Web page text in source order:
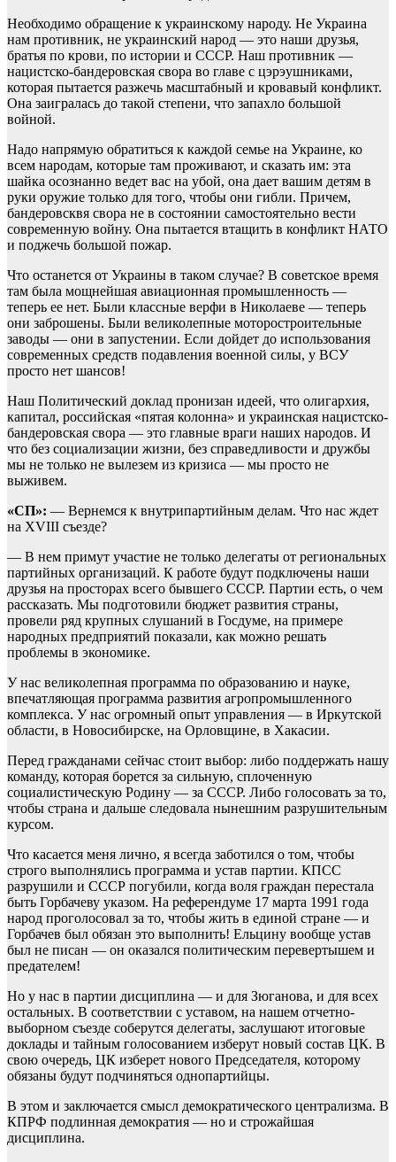
Необходимо обращение к украинскому народу. Не Украина
нам противник, не украинский народ — это наши друзья,
братья по крови, по истории и СССР. Наш противник —
нацистско-бандеровская свора во главе с цэрэушниками,
которая пытается разжечь масштабный и кровавый конфликт.
Она заигралась до такой степени, что запахло большой
войной.
Надо напрямую обратиться к каждой семье на Украине, ко
всем народам, которые там проживают, и сказать им: эта
шайка осознанно ведет вас на убой, она дает вашим детям в
руки оружие только для того, чтобы они гибли. Причем,
бандеровсквя свора не в состоянии самостоятельно вести
современную войну. Она пытается втащить в конфликт НАТО
и поджечь большой пожар.
Что останется от Украины в таком случае? В советское время
там была мощнейшая авиационная промышленность —
теперь ее нет. Были классные верфи в Николаеве — теперь
они заброшены. Были великолепные моторостроительные
заводы — они в запустении. Если дойдет до использования
современных средств подавления военной силы, у ВСУ
просто нет шансов!
Наш Политический доклад пронизан идеей, что олигархия,
капитал, российская «пятая колонна» и украинская нацистско-
бандеровская свора — это главные враги наших народов. И
что без социализации жизни, без справедливости и дружбы
мы не только не вылезем из кризиса — мы просто не
выживем.
«СП»: — Вернемся к внутрипартийным делам. Что нас ждет
на XVIII съезде?
— В нем примут участие не только делегаты от региональных
партийных организаций. К работе будут подключены наши
друзья на просторах всего бывшего СССР. Партии есть, о чем
рассказать. Мы подготовили бюджет развития страны,
провели ряд крупных слушаний в Госдуме, на примере
народных предприятий показали, как можно решать
проблемы в экономике.
У нас великолепная программа по образованию и науке,
впечатляющая программа развития агропромышленного
комплекса. У нас огромный опыт управления — в Иркутской
области, в Новосибирске, на Орловщине, в Хакасии.
Перед гражданами сейчас стоит выбор: либо поддержать нашу
команду, которая борется за сильную, сплоченную
социалистическую Родину — за СССР. Либо голосовать за то,
чтобы страна и дальше следовала нынешним разрушительным
курсом.
Что касается меня лично, я всегда заботился о том, чтобы
строго выполнялись программа и устав партии. КПСС
разрушили и СССР погубили, когда воля граждан перестала
быть Горбачеву указом. На референдуме 17 марта 1991 года
народ проголосовал за то, чтобы жить в единой стране — и
Горбачев был обязан это выполнить! Ельцину вообще устав
был не писан — он оказался политическим перевертышем и
предателем!
Но у нас в партии дисциплина — и для Зюганова, и для всех
остальных. В соответствии с уставом, на нашем отчетно-
выборном съезде соберутся делегаты, заслушают итоговые
доклады и тайным голосованием изберут новый состав ЦК. В
свою очередь, ЦК изберет нового Председателя, которому
обязаны будут подчиняться однопартийцы.
В этом и заключается смысл демократического централизма. В
КПРФ подлинная демократия — но и строжайшая
дисциплина.